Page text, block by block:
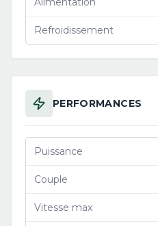
Refroidissement
PERFORMANCES
Puissance
Couple
Vitesse max